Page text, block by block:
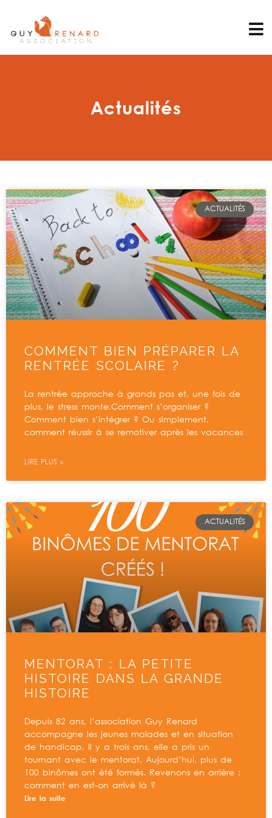
Actualités
ACTUALITÉS
COMMENT BIEN PRÉPARER LA
RENTRÉE SCOLAIRE ?
La rentrée approche à grands pas et, une fois de
plus, le stress monte.Comment s’organiser ?
Comment bien s’intégrer ? Ou simplement,
comment réussir à se remotiver après les vacances
LIRE PLUS »
ACTUALITÉS
MENTORAT : LA PETITE
HISTOIRE DANS LA GRANDE
HISTOIRE
Depuis 82 ans, l’association Guy Renard
accompagne les jeunes malades et en situation
de handicap. Il y a trois ans, elle a pris un
tournant avec le mentorat. Aujourd’hui, plus de
100 binômes ont été formés. Revenons en arrière :
comment en est-on arrivé là ?
Lire la suite